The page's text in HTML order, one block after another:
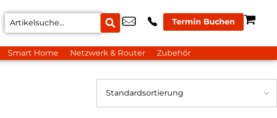
Termin Buchen
Smart Home Netzwerk & Router Zubehör